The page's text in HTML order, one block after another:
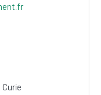
Curie